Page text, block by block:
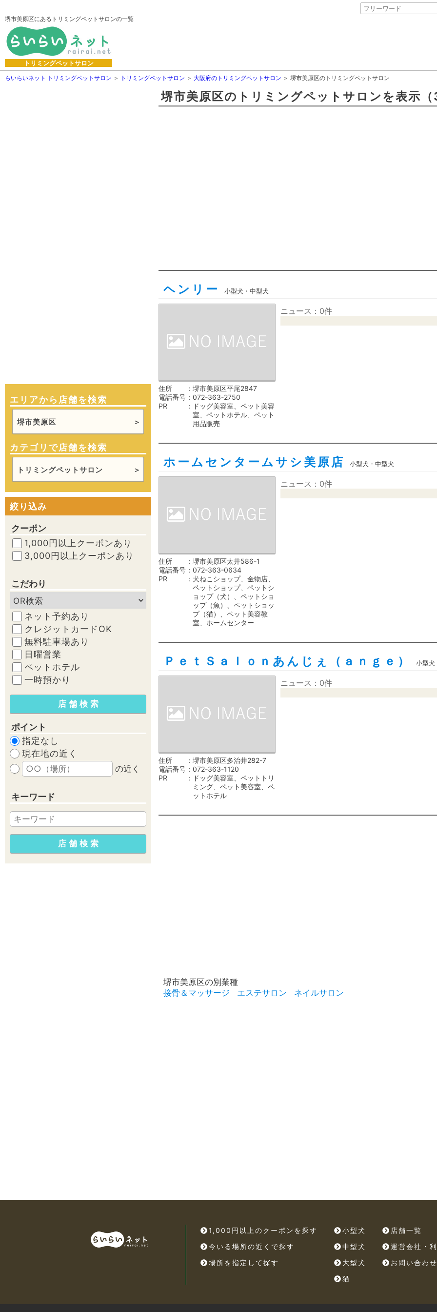
堺市美原区にあるトリミングペットサロンの一覧
トリミングペットサロン
らいらいネット トリミングペットサロン トリミングペットサロン 大阪府のトリミングペットサロン 堺市美原区のトリミングペットサロン
エリアから店舗を検索
堺市美原区
カテゴリで店舗を検索
トリミングペットサロン
絞り込み
クーポン
1,000円以上クーポンあり
3,000円以上クーポンあり
こだわり
ネット予約あり
クレジットカードOK
無料駐車場あり
日曜営業
ペットホテル
一時預かり
ポイント
指定なし
現在地の近く
の近く
キーワード
堺市美原区の トリミングペットサロン を表示
ヘンリー 小型犬・中型犬
住所
堺市美原区平尾2847
電話番号
072-363-2750
PR
ドッグ美容室、ペット美容
室、ペットホテル、ペット
用品販売
ニュース：0件
ホームセンタームサシ美原店 小型犬・中型犬
住所
堺市美原区太井586-1
電話番号
072-363-0634
PR
犬ねこショップ、金物店、
ペットショップ、ペットシ
ョップ（犬）、ペットショ
ップ（魚）、ペットショッ
プ（猫）、ペット美容教
室、ホームセンター
ニュース：0件
ＰｅｔＳａｌｏｎあんじぇ（ａｎｇｅ） 小型犬
住所
堺市美原区多治井282-7
電話番号
072-363-1120
PR
ドッグ美容室、ペットトリ
ミング、ペット美容室、ペ
ットホテル
ニュース：0件
堺市美原区の別業種
接骨＆マッサージ
エステサロン ネイルサロン
1,000円以上のクーポンを探す
今いる場所の近くで探す
場所を指定して探す
小型犬
中型犬
大型犬
猫
店舗一覧
運営会社・
お問い合わせ